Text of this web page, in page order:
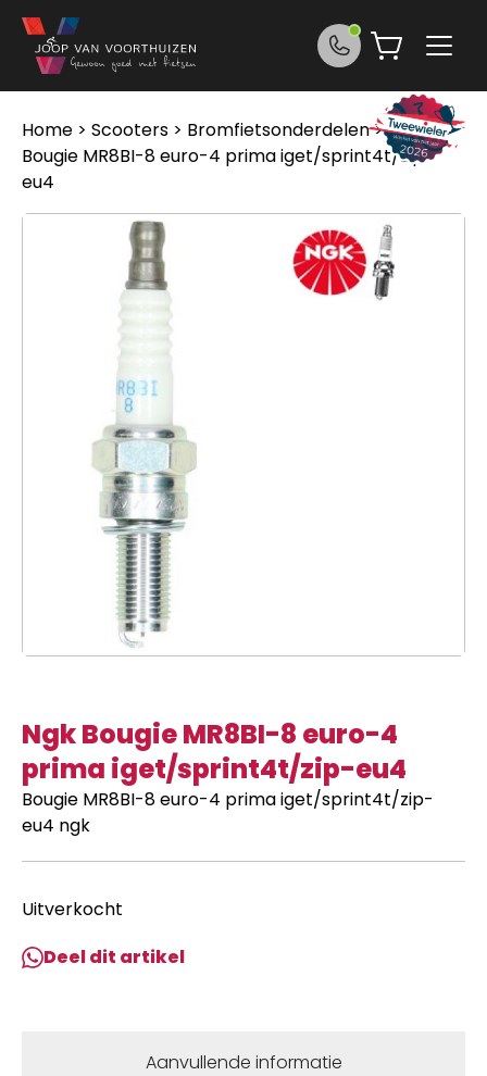
Ga naar de inhoud
Home > Scooters > Bromfietsonderdelen> Ngk
Bougie MR8BI-8 euro-4 prima iget/sprint4t/zip-
eu4
Ngk Bougie MR8BI-8 euro-4
prima iget/sprint4t/zip-eu4
Bougie MR8BI-8 euro-4 prima iget/sprint4t/zip-
eu4 ngk
Uitverkocht
Deel dit artikel
Aanvullende informatie